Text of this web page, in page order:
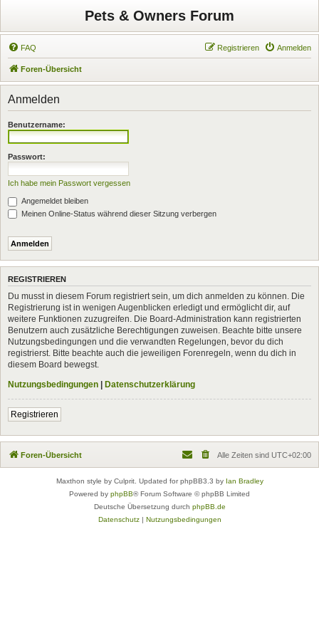
Pets & Owners Forum
FAQ Anmelden
Registrieren
Foren-Übersicht
Anmelden
Benutzername:
Passwort:
Ich habe mein Passwort vergessen
Angemeldet bleiben
Meinen Online-Status während dieser Sitzung verbergen
REGISTRIEREN
Du musst in diesem Forum registriert sein, um dich anmelden zu können. Die
Registrierung ist in wenigen Augenblicken erledigt und ermöglicht dir, auf
weitere Funktionen zuzugreifen. Die Board-Administration kann registrierten
Benutzern auch zusätzliche Berechtigungen zuweisen. Beachte bitte unsere
Nutzungsbedingungen und die verwandten Regelungen, bevor du dich
registrierst. Bitte beachte auch die jeweiligen Forenregeln, wenn du dich in
diesem Board bewegst.
Nutzungsbedingungen | Datenschutzerklärung
Registrieren
Foren-Übersicht Alle Zeiten sind UTC+02:00
Maxthon style by Culprit. Updated for phpBB3.3 by Ian Bradley
Powered by phpBB® Forum Software © phpBB Limited
Deutsche Übersetzung durch phpBB.de
Datenschutz| Nutzungsbedingungen